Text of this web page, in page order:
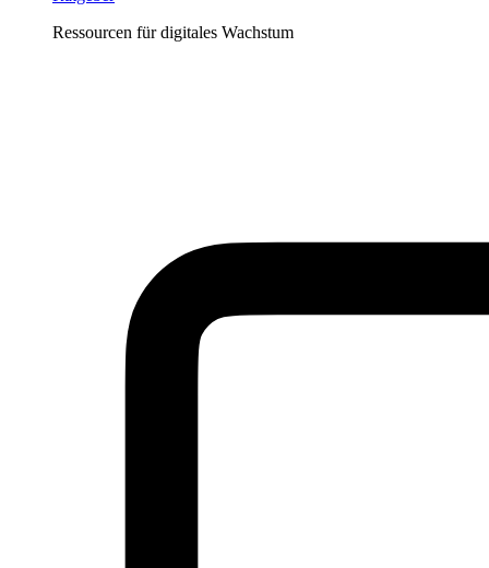
Ressourcen für digitales Wachstum